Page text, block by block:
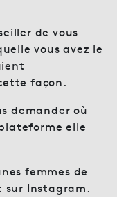
de vous
vous avez le
façon.
demander où
elle
femmes de
sur Instagram.